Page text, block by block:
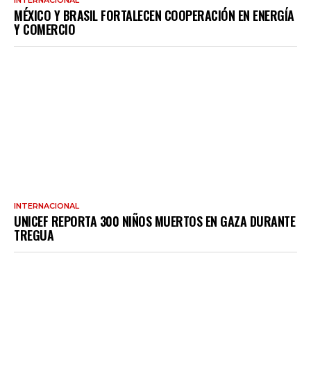
MÉXICO Y BRASIL FORTALECEN COOPERACIÓN EN ENERGÍA
Y COMERCIO
INTERNACIONAL
UNICEF REPORTA 300 NIÑOS MUERTOS EN GAZA DURANTE
TREGUA